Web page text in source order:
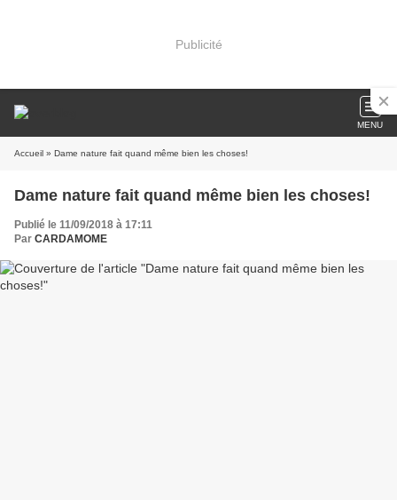
Publicité
MENU
Accueil » Dame nature fait quand même bien les choses!
Dame nature fait quand même bien les choses!
Publié le 11/09/2018 à 17:11
Par CARDAMOME